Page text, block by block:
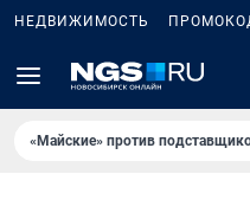
НЕДВИЖИМОСТЬ
«Майские» против